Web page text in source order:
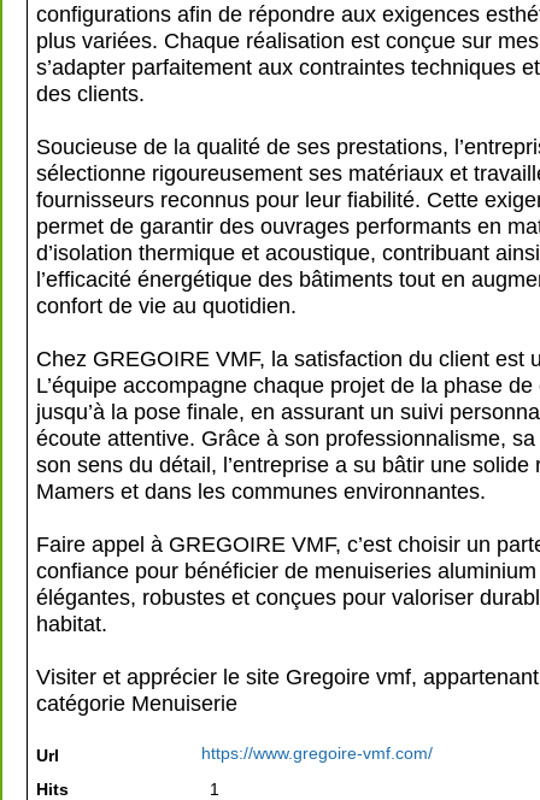
configurations afin de répondre aux exigences
plus variées. Chaque réalisation est conçue sur
s’adapter parfaitement aux contraintes techniques
des clients.
Soucieuse de la qualité de ses prestations,
sélectionne rigoureusement ses matériaux et
fournisseurs reconnus pour leur fiabilité. Cette
permet de garantir des ouvrages performants en
d’isolation thermique et acoustique, contribuant
l’efficacité énergétique des bâtiments tout en
confort de vie au quotidien.
Chez GREGOIRE VMF, la satisfaction du client est
L’équipe accompagne chaque projet de la phase de
jusqu’à la pose finale, en assurant un suivi
écoute attentive. Grâce à son professionnalisme,
son sens du détail, l’entreprise a su bâtir une solide
Mamers et dans les communes environnantes.
Faire appel à GREGOIRE VMF, c’est choisir un
confiance pour bénéficier de menuiseries
élégantes, robustes et conçues pour valoriser
habitat.
Visiter et apprécier le site Gregoire vmf,
catégorie Menuiserie
Url
https://www.gregoire-vmf.com/
Hits
1